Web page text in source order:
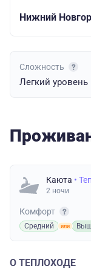
Нижний
Сложность
Легкий уровень
Каюта •
2 ночи
Комфорт
Средний
О ТЕПЛОХОДЕ